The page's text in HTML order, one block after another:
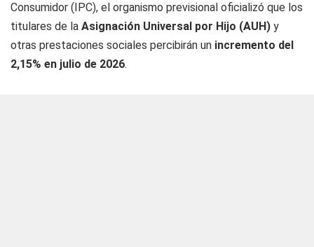
Consumidor (IPC), el organismo previsional oficializó que los
titulares de la Asignación Universal por Hijo (AUH) y
otras prestaciones sociales percibirán un incremento del
2,15% en julio de 2026.